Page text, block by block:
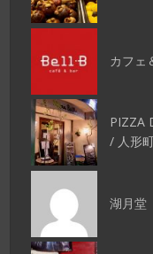
カフェ
PIZZA
/ 人形
湖月堂